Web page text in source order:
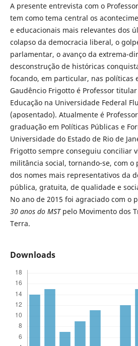
A presente entrevista com o
tem como tema central os
e educacionais mais relevantes dos
colapso da democracia liberal, o
parlamentar, o avanço da extrema-
desconstrução de históricas
focando, em particular, nas políticas
Gaudêncio Frigotto é Professor
Educação na Universidade Federal
(aposentado). Atualmente é
graduação em Políticas Públicas e
Universidade do Estado de Rio de
Frigotto sempre conseguiu conciliar
militância social, tornando-se, com o
dos nomes mais representativos da
pública, gratuita, de qualidade e
No ano de 2015 foi agraciado com o
30 anos do MSTpelo Movimento dos
Terra.
Downloads